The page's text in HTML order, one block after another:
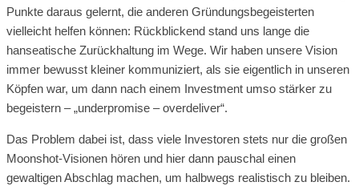
Punkte daraus gelernt, die anderen Gründungsbegeisterten
vielleicht helfen können: Rückblickend stand uns lange die
hanseatische Zurückhaltung im Wege. Wir haben unsere Vision
immer bewusst kleiner kommuniziert, als sie eigentlich in unseren
Köpfen war, um dann nach einem Investment umso stärker zu
begeistern – „underpromise – overdeliver“.
Das Problem dabei ist, dass viele Investoren stets nur die großen
Moonshot-Visionen hören und hier dann pauschal einen
gewaltigen Abschlag machen, um halbwegs realistisch zu bleiben.